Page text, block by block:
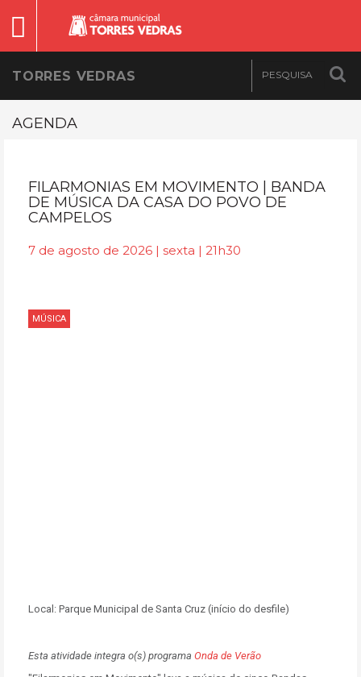
TORRES VEDRAS
AGENDA
FILARMONIAS EM MOVIMENTO | BANDA
DE MÚSICA DA CASA DO POVO DE
CAMPELOS
7 de agosto de 2026 | sexta | 21h30
MÚSICA
Local: Parque Municipal de Santa Cruz (início do desfile)
Esta atividade integra o(s) programa Onda de Verão